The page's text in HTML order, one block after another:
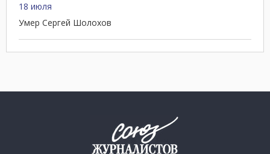
18 июля
Умер Сергей Шолохов